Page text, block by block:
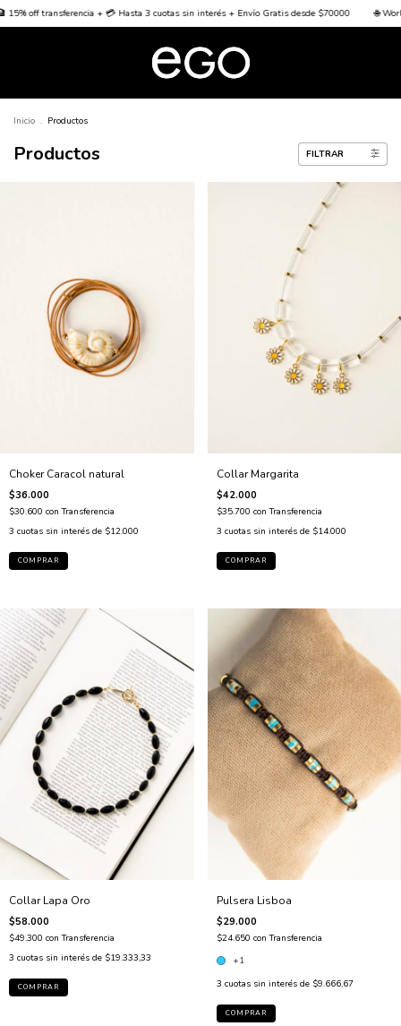
+ 💳 Hasta 3 cuotas sin interés + Envío Gratis desde $70000 🌐 Worldwide Shipping
Inicio . Productos
Productos FILTRAR
Choker Caracol natural
$36.000
$30.600 con Transferencia
3 cuotas sin interés de $12.000
Collar Margarita
$42.000
$35.700 con Transferencia
3 cuotas sin interés de $14.000
Collar Lapa Oro
$58.000
$49.300 con Transferencia
3 cuotas sin interés de $19.333,33
Pulsera Lisboa
$29.000
$24.650 con Transferencia
+1
3 cuotas sin interés de $9.666,67
COMPRAR